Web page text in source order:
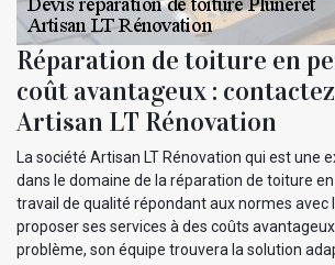
Réparation de toiture en
coût avantageux :
Artisan LT Rénovation
La société Artisan LT Rénovation qui est une
dans le domaine de la réparation de toiture
travail de qualité répondant aux normes avec
proposer ses services à des coûts
problème, son équipe trouvera la solution